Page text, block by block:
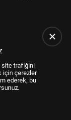
site trafiğini
için çerezler
ederek, bu